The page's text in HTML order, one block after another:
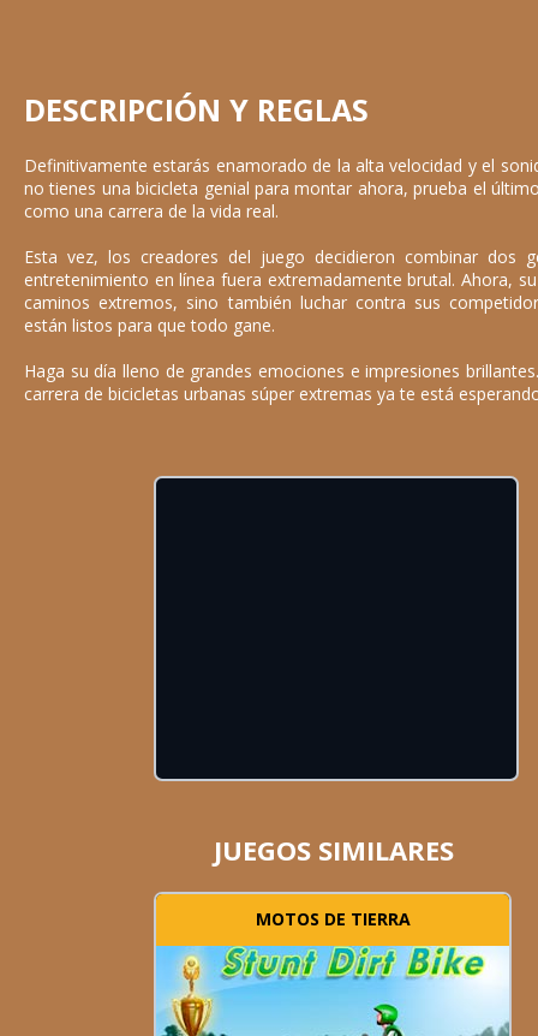
DESCRIPCIÓN Y REGLAS
Definitivamente estarás enamorado de la alta velocidad y el
no tienes una bicicleta genial para montar ahora, prueba el
como una carrera de la vida real.
Esta vez, los creadores del juego decidieron combinar dos
entretenimiento en línea fuera extremadamente brutal. Ahora,
caminos extremos, sino también luchar contra sus
están listos para que todo gane.
Haga su día lleno de grandes emociones e impresiones
carrera de bicicletas urbanas súper extremas ya te está
JUEGOS SIMILARES
MOTOS DE TIERRA